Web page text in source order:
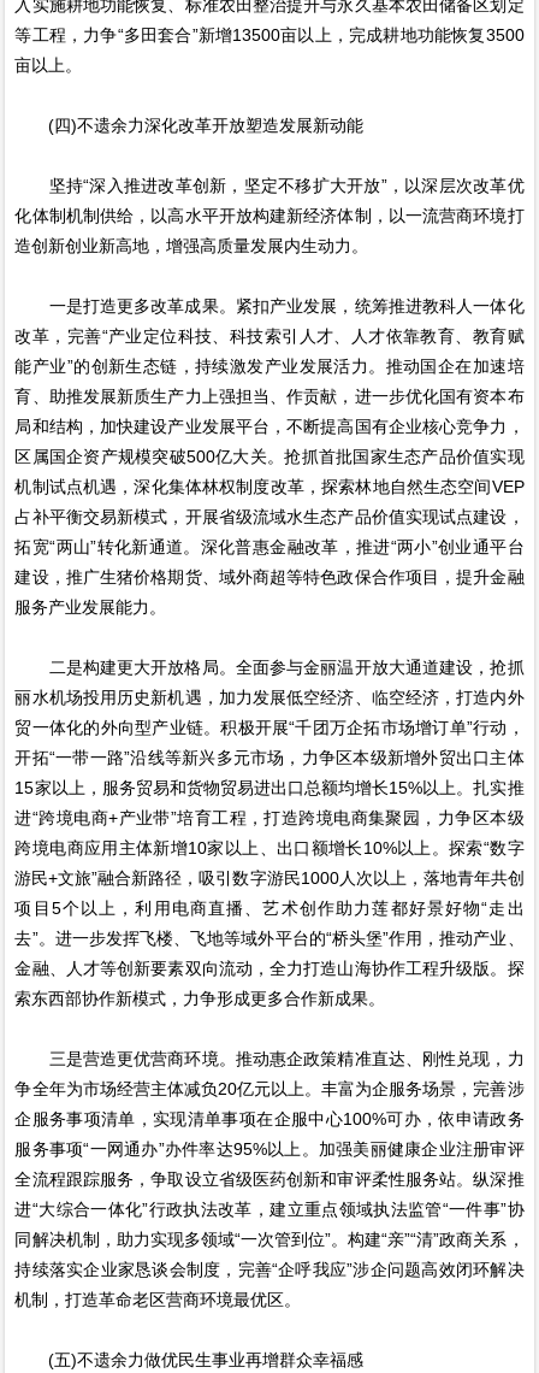
入实施耕地功能恢复、标准农田整治提升与永久基本农田储备区划定
等工程，力争“多田套合”新增13500亩以上，完成耕地功能恢复3500
亩以上。
(四)不遗余力深化改革开放塑造发展新动能
坚持“深入推进改革创新，坚定不移扩大开放”，以深层次改革优
化体制机制供给，以高水平开放构建新经济体制，以一流营商环境打
造创新创业新高地，增强高质量发展内生动力。
一是打造更多改革成果。紧扣产业发展，统筹推进教科人一体化
改革，完善“产业定位科技、科技索引人才、人才依靠教育、教育赋
能产业”的创新生态链，持续激发产业发展活力。推动国企在加速培
育、助推发展新质生产力上强担当、作贡献，进一步优化国有资本布
局和结构，加快建设产业发展平台，不断提高国有企业核心竞争力，
区属国企资产规模突破500亿大关。抢抓首批国家生态产品价值实现
机制试点机遇，深化集体林权制度改革，探索林地自然生态空间VEP
占补平衡交易新模式，开展省级流域水生态产品价值实现试点建设，
拓宽“两山”转化新通道。深化普惠金融改革，推进“两小”创业通平台
建设，推广生猪价格期货、域外商超等特色政保合作项目，提升金融
服务产业发展能力。
二是构建更大开放格局。全面参与金丽温开放大通道建设，抢抓
丽水机场投用历史新机遇，加力发展低空经济、临空经济，打造内外
贸一体化的外向型产业链。积极开展“千团万企拓市场增订单”行动，
开拓“一带一路”沿线等新兴多元市场，力争区本级新增外贸出口主体
15家以上，服务贸易和货物贸易进出口总额均增长15%以上。扎实推
进“跨境电商+产业带”培育工程，打造跨境电商集聚园，力争区本级
跨境电商应用主体新增10家以上、出口额增长10%以上。探索“数字
游民+文旅”融合新路径，吸引数字游民1000人次以上，落地青年共创
项目5个以上，利用电商直播、艺术创作助力莲都好景好物“走出
去”。进一步发挥飞楼、飞地等域外平台的“桥头堡”作用，推动产业、
金融、人才等创新要素双向流动，全力打造山海协作工程升级版。探
索东西部协作新模式，力争形成更多合作新成果。
三是营造更优营商环境。推动惠企政策精准直达、刚性兑现，力
争全年为市场经营主体减负20亿元以上。丰富为企服务场景，完善涉
企服务事项清单，实现清单事项在企服中心100%可办，依申请政务
服务事项“一网通办”办件率达95%以上。加强美丽健康企业注册审评
全流程跟踪服务，争取设立省级医药创新和审评柔性服务站。纵深推
进“大综合一体化”行政执法改革，建立重点领域执法监管“一件事”协
同解决机制，助力实现多领域“一次管到位”。构建“亲”“清”政商关系，
持续落实企业家恳谈会制度，完善“企呼我应”涉企问题高效闭环解决
机制，打造革命老区营商环境最优区。
(五)不遗余力做优民生事业再增群众幸福感